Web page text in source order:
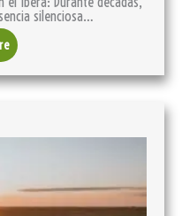
silenciosa…